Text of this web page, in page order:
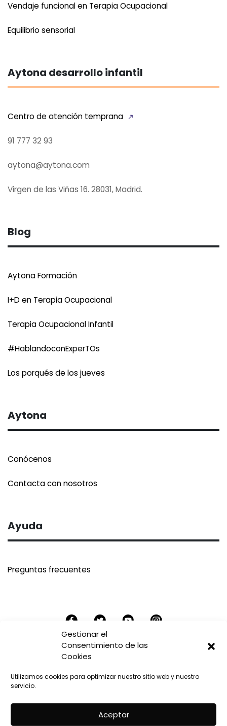
Gestionar el
Consentimiento de las
Cookies
Utilizamos cookies para optimizar nuestro sitio web y nuestro
servicio.
Aceptar
Vendaje funcional en Terapia Ocupacional
Equilibrio sensorial
Aytona desarrollo infantil
Centro de atención temprana
91 777 32 93
aytona@aytona.com
Virgen de las Viñas 16. 28031, Madrid.
Blog
Aytona Formación
I+D en Terapia Ocupacional
Terapia Ocupacional Infantil
#HablandoconExperTOs
Los porqués de los jueves
Aytona
Conócenos
Contacta con nosotros
Ayuda
Preguntas frecuentes
Política de Privacidad